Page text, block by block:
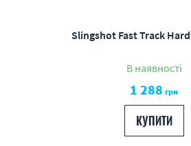
Slingshot Fast Track
В наявності
1 288 грн
КУПИТИ